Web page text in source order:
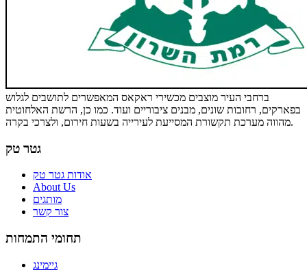
ברחבי העיר מוצבים מכשירי ראקאס המאפשרים לתושבים לגלוש
בפארקים, רחובות שונים, מבנים ציבוריים ועוד. כמו כן, הרשת האלחוטית
מהווה מערכת תקשורת המסייעת לעירייה בשעות חירום, ולצרכי בקרה.
גטר טק
אודות גטר טק
About Us
מותגים
צור קשר
תחומי התמחות
גיימינג